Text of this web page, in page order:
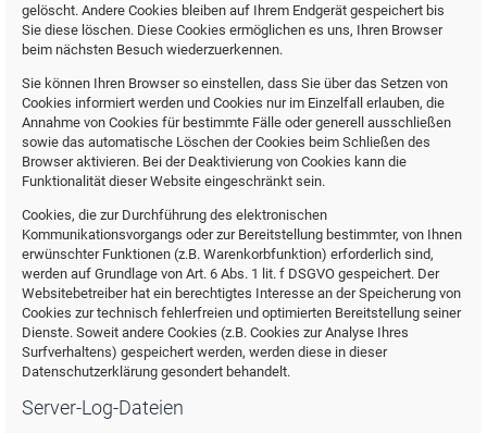
gelöscht. Andere Cookies bleiben auf Ihrem Endgerät gespeichert bis
Sie diese löschen. Diese Cookies ermöglichen es uns, Ihren Browser
beim nächsten Besuch wiederzuerkennen.
Sie können Ihren Browser so einstellen, dass Sie über das Setzen von
Cookies informiert werden und Cookies nur im Einzelfall erlauben, die
Annahme von Cookies für bestimmte Fälle oder generell ausschließen
sowie das automatische Löschen der Cookies beim Schließen des
Browser aktivieren. Bei der Deaktivierung von Cookies kann die
Funktionalität dieser Website eingeschränkt sein.
Cookies, die zur Durchführung des elektronischen
Kommunikationsvorgangs oder zur Bereitstellung bestimmter, von Ihnen
erwünschter Funktionen (z.B. Warenkorbfunktion) erforderlich sind,
werden auf Grundlage von Art. 6 Abs. 1 lit. f DSGVO gespeichert. Der
Websitebetreiber hat ein berechtigtes Interesse an der Speicherung von
Cookies zur technisch fehlerfreien und optimierten Bereitstellung seiner
Dienste. Soweit andere Cookies (z.B. Cookies zur Analyse Ihres
Surfverhaltens) gespeichert werden, werden diese in dieser
Datenschutzerklärung gesondert behandelt.
Server-Log-Dateien